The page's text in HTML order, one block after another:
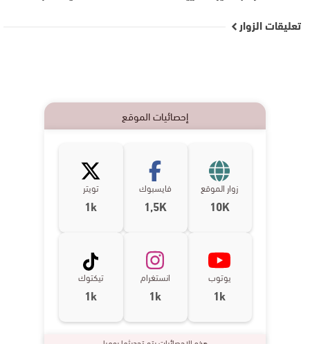
تعليقات الزوار
إحصائيات الموقع
زوار الموقع
10K
فايسبوك
1,5K
تويتر
1k
يوتوب
1k
انستغرام
1k
تيكتوك
1k